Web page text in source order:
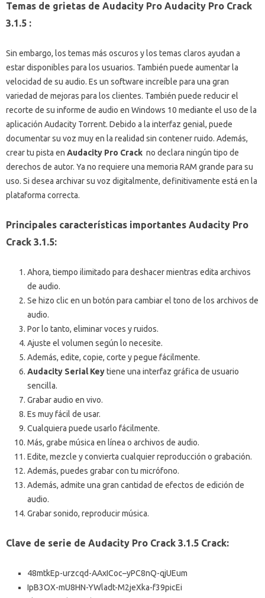
Temas de grietas de Audacity Pro Audacity Pro Crack
3.1.5 :
Sin embargo, los temas más oscuros y los temas claros ayudan a
estar disponibles para los usuarios. También puede aumentar la
velocidad de su audio. Es un software increíble para una gran
variedad de mejoras para los clientes. También puede reducir el
recorte de su informe de audio en Windows 10 mediante el uso de la
aplicación Audacity Torrent. Debido a la interfaz genial, puede
documentar su voz muy en la realidad sin contener ruido. Además,
crear tu pista en Audacity Pro Crack no declara ningún tipo de
derechos de autor. Ya no requiere una memoria RAM grande para su
uso. Si desea archivar su voz digitalmente, definitivamente está en la
plataforma correcta.
Principales características importantes Audacity Pro
Crack 3.1.5:
Ahora, tiempo ilimitado para deshacer mientras edita archivos
de audio.
Se hizo clic en un botón para cambiar el tono de los archivos de
audio.
Por lo tanto, eliminar voces y ruidos.
Ajuste el volumen según lo necesite.
Además, edite, copie, corte y pegue fácilmente.
Audacity Serial Keytiene una interfaz gráfica de usuario
sencilla.
Grabar audio en vivo.
Es muy fácil de usar.
Cualquiera puede usarlo fácilmente.
Más, grabe música en línea o archivos de audio.
Edite, mezcle y convierta cualquier reproducción o grabación.
Además, puedes grabar con tu micrófono.
Además, admite una gran cantidad de efectos de edición de
audio.
Grabar sonido, reproducir música.
Clave de serie de Audacity Pro Crack 3.1.5 Crack:
48mtkEp-urzcqd-AAxICoc–yPC8nQ-qjUEum
IpB3OX-mU8HN-YWladt-M2jeXka-f39picEi